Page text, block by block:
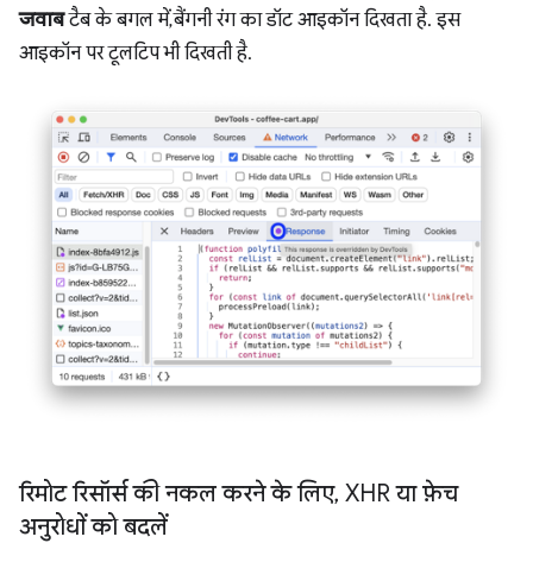
जवाबटैब के बगल में, बैंगनी रंग का डॉट आइकॉन दिखता है. इस
आइकॉन पर टूलटिप भी दिखती है.
रिमोट रिसॉर्स की नकल करने के लिए, XHR या फ़ेच
अनुरोधों को बदलें